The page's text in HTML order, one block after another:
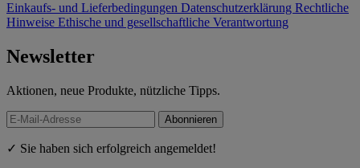
Einkaufs- und Lieferbedingungen Datenschutzerklärung Rechtliche
Hinweise Ethische und gesellschaftliche Verantwortung
Newsletter
Aktionen, neue Produkte, nützliche Tipps.
Abonnieren
✓ Sie haben sich erfolgreich angemeldet!